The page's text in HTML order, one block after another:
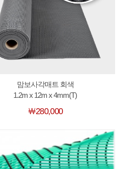
맘보사각매트 회색
1.2m x 12m x 4mm(T)
￦280,000